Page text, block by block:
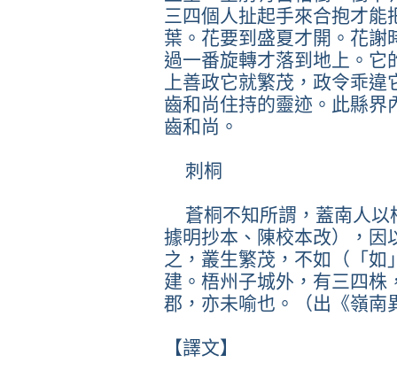
三四個人扯起手來合抱才能
葉。花要到盛夏才開。花謝
過一番旋轉才落到地上。它
上善政它就繁茂，政令乖
齒和尚住持的靈迹。此縣界
齒和尚。
刺桐
蒼桐不知所謂，蓋南人以
據明抄本、陳校本改），因
之，叢生繁茂，不如（「如
建。梧州子城外，有三四株
郡，亦未喻也。（出《嶺南
【譯文】